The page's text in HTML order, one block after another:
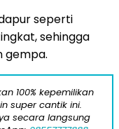
seperti
sehingga
gempa.
100% kepemilikan
super cantik ini.
secara langsung